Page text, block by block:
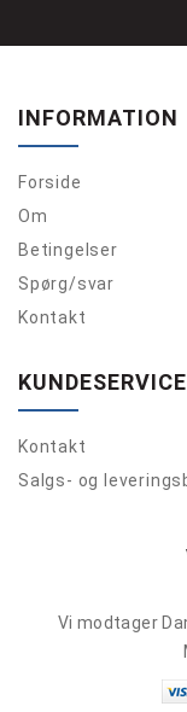
INFORMATION
Forside
Om
Betingelser
Spørg/svar
Kontakt
KUNDESERVICE
Kontakt
Salgs- og
Vi modtager